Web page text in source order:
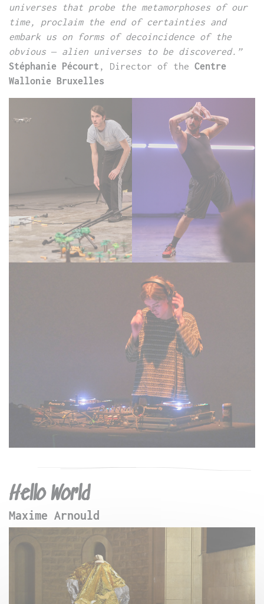
universes that probe the metamorphoses of our
time, proclaim the end of certainties and
embark us on forms of decoincidence of the
obvious – alien universes to be discovered.”
Stéphanie Pécourt , Director of the Centre
Wallonie Bruxelles
Hello World
Maxime Arnould